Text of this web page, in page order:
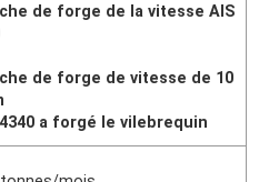
de forge de la vitesse AIS
de forge de vitesse de 10
a forgé le vilebrequin